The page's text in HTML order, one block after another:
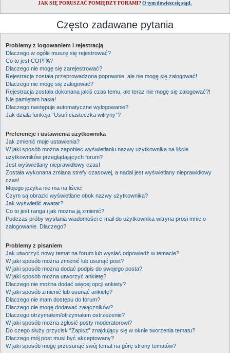
JAK SIĘ PORUSZAĆ POMIĘDZY FORAMI? O tym dowiesz się stąd.
Często zadawane pytania
Problemy z logowaniem i rejestracją
Dlaczego w ogóle muszę się rejestrować?
Co to jest COPPA?
Dlaczego nie mogę się zarejestrować?
Rejestracja została przeprowadzona poprawnie, ale nie mogę się zalogować!
Dlaczego nie mogę się zalogować?
Rejestracja została dokonana jakiś czas temu, ale teraz nie mogę się zalogować?!
Nie pamiętam hasła!
Dlaczego następuje automatyczne wylogowanie?
Jak działa funkcja “Usuń ciasteczka witryny”?
Preferencje i ustawienia użytkownika
Jak zmienić moje ustawienia?
W jaki sposób można zapobiec wyświetlaniu nazwy użytkownika na liście
użytkowników przeglądających forum?
Jest wyświetlany nieprawidłowy czas!
Została wykonana zmiana strefy czasowej, a nadal jest wyświetlany nieprawidłowy
czas!
Mojego języka nie ma na liście!
Czym są obrazki wyświetlane obok nazwy użytkownika?
Jak wyświetlić awatar?
Co to jest ranga i jak można ją zmienić?
Podczas próby wysłania wiadomości e-mail do użytkownika witryna prosi mnie o
zalogowanie. Dlaczego?
Problemy z pisaniem
Jak utworzyć nowy temat na forum lub wysłać odpowiedź w temacie?
W jaki sposób można zmienić lub usunąć post?
W jaki sposób można dodać podpis do swojego posta?
W jaki sposób można utworzyć ankietę?
Dlaczego nie można dodać więcej opcji ankiety?
W jaki sposób zmienić lub usunąć ankietę?
Dlaczego nie mam dostępu do forum?
Dlaczego nie mogę dodawać załączników?
Dlaczego otrzymałem/otrzymałam ostrzeżenie?
W jaki sposób można zgłosić posty moderatorowi?
Do czego służy przycisk “Zapisz” znajdujący się w oknie tworzenia tematu?
Dlaczego mój post musi być akceptowany?
W jaki sposób mogę przesunąć swój temat na górę strony tematów?